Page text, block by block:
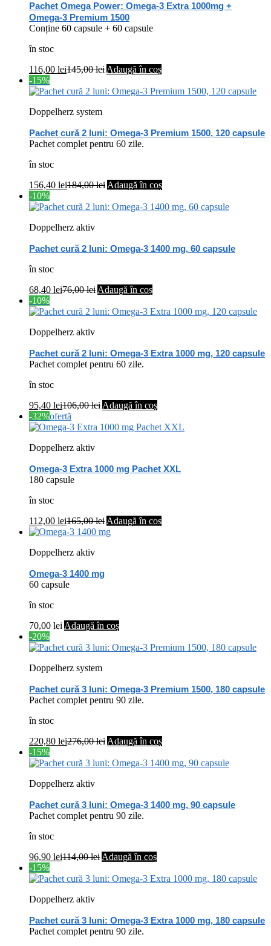
Pachet Omega Power: Omega-3 Extra 1000mg +
Omega-3 Premium 1500
Conține 60 capsule + 60 capsule
în stoc
116,00 lei145,00lei Adaugă în coș
-15%
Doppelherz system
Pachet cură 2 luni: Omega-3 Premium 1500, 120 capsule
Pachet complet pentru 60 zile.
în stoc
156,40 lei184,00lei Adaugă în coș
-10%
Doppelherz aktiv
Pachet cură 2 luni: Omega-3 1400 mg, 60 capsule
în stoc
68,40 lei76,00lei Adaugă în coș
-10%
Doppelherz aktiv
Pachet cură 2 luni: Omega-3 Extra 1000 mg, 120 capsule
Pachet complet pentru 60 zile.
în stoc
95,40 lei106,00lei Adaugă în coș
-32%ofertă
Doppelherz aktiv
Omega-3 Extra 1000 mg Pachet XXL
180 capsule
în stoc
112,00 lei165,00lei Adaugă în coș
Doppelherz aktiv
Omega-3 1400 mg
60 capsule
în stoc
70,00 lei Adaugă în coș
-20%
Doppelherz system
Pachet cură 3 luni: Omega-3 Premium 1500, 180 capsule
Pachet complet pentru 90 zile.
în stoc
220,80 lei276,00lei Adaugă în coș
-15%
Doppelherz aktiv
Pachet cură 3 luni: Omega-3 1400 mg, 90 capsule
Pachet complet pentru 90 zile.
în stoc
96,90 lei114,00lei Adaugă în coș
-15%
Doppelherz aktiv
Pachet cură 3 luni: Omega-3 Extra 1000 mg, 180 capsule
Pachet complet pentru 90 zile.